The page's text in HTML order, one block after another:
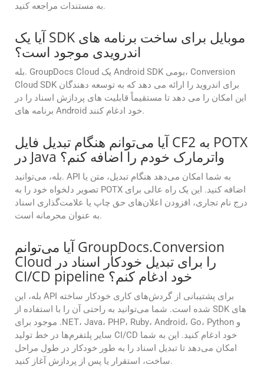
به مستندات مراجعه کنید.
آیا یک SDK موبایل برای ساخت برنامه های
اندرویدی موجود است؟
بله. GroupDocs Cloud یک Android SDK بومی، Conversion
Cloud SDK برای اندروید را ارائه می دهد که به توسعه دهندگان
این امکان را می دهد تا مستقیماً قابلیت های پردازش اسناد را در
برنامه های Android خود ادغام کنند.
آیا می‌توانم هنگام تبدیل فایل CF2 به POTX
در Java واترمارک خودم را اضافه کنم؟
بله، می‌توانید. API به شما امکان می‌دهد هنگام تبدیل، متن یا
تصویر دلخواه خود را به POTX اضافه کنید. این یک راه عالی برای
درج نام تجاری، افزودن اعلان‌های حق چاپ یا علامت‌گذاری اسناد
به عنوان محرمانه است.
آیا می‌توانم GroupDocs.Conversion
Cloud را برای تبدیل خودکار اسناد در
CI/CD pipeline خود ادغام کنم؟
بله، این API برای پشتیبانی از گردش‌های کاری خودکار ساخته
شده است. شما می‌توانید به راحتی آن را با استفاده از SDK های
موجود برای .NET، Java، PHP، Ruby، Android، Go، Python و
سایر پلتفرم‌ها در خط تولید CI/CD خود ادغام کنید. این به شما
امکان می‌دهد تا تبدیل اسناد را به طور خودکار در طول مراحل
ساخت، استقرار یا پس از پردازش آغاز کنید.